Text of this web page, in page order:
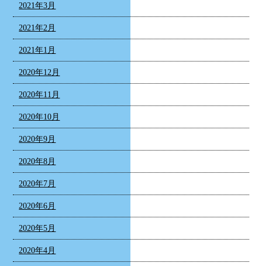
2021年3月
2021年2月
2021年1月
2020年12月
2020年11月
2020年10月
2020年9月
2020年8月
2020年7月
2020年6月
2020年5月
2020年4月